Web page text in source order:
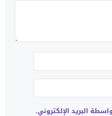
البريد الإلكتروني.